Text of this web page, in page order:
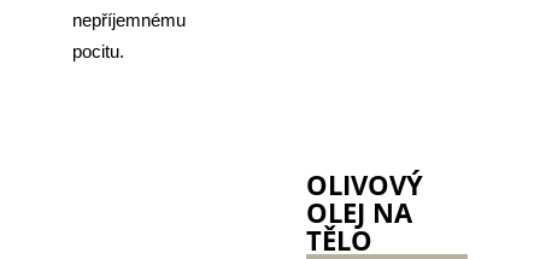
nepříjemnému
pocitu.
OLIVOVÝ
OLEJ NA
TĚLO